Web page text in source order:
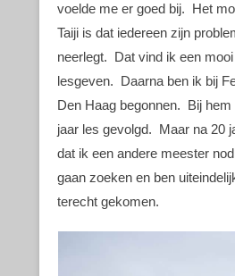
voelde me er goed bij. Het
Taiji is dat iedereen zijn
neerlegt. Dat vind ik een
lesgeven. Daarna ben ik bij
Den Haag begonnen. Bij
jaar les gevolgd. Maar na 20
dat ik een andere meester
gaan zoeken en ben
terecht gekomen.